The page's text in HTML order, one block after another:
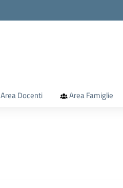
Area Docenti Area Famiglie